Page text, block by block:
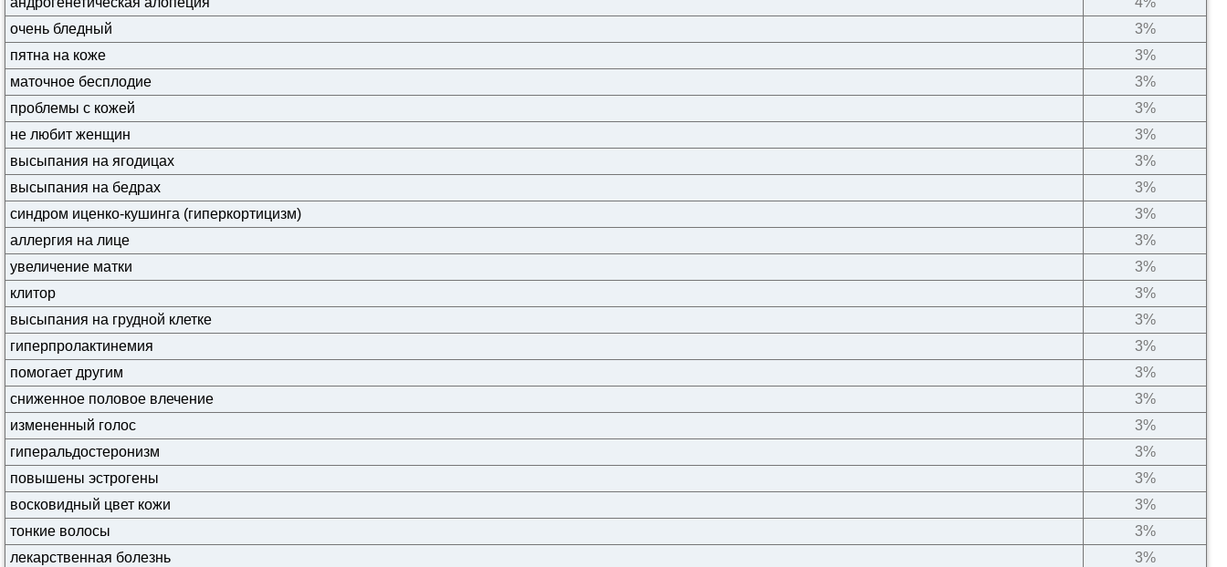
очень бледный
3%
пятна на коже
3%
маточное бесплодие
3%
проблемы с кожей
3%
не любит женщин
3%
высыпания на ягодицах
3%
высыпания на бедрах
3%
синдром иценко-кушинга (гиперкортицизм)
3%
аллергия на лице
3%
увеличение матки
3%
клитор
3%
высыпания на грудной клетке
3%
гиперпролактинемия
3%
помогает другим
3%
сниженное половое влечение
3%
измененный голос
3%
гиперальдостеронизм
3%
повышены эстрогены
3%
восковидный цвет кожи
3%
тонкие волосы
3%
лекарственная болезнь
3%